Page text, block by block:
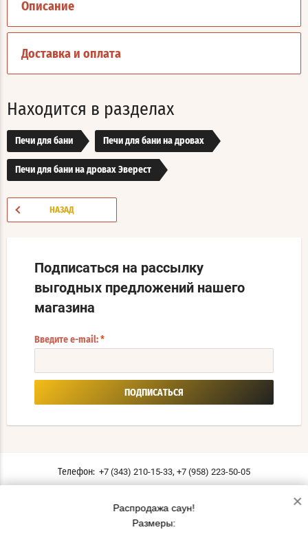
Описание
Доставка и оплата
Находится в разделах
Печи для бани Печи для бани на дровах
Печи для бани на дровах Эверест
НАЗАД
Подписаться на рассылку
выгодных предложений нашего
магазина
Введите e-mail: *
ПОДПИСАТЬСЯ
Телефон: +7 (343) 210-15-33, +7 (958) 223-50-05
Мы в соцсетях:
Распродажа саун!
Размеры:
×